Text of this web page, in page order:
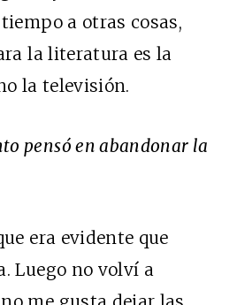
a otras cosas,
la literatura es la
la televisión.
pensó en abandonar la
era evidente que
Luego no volví a